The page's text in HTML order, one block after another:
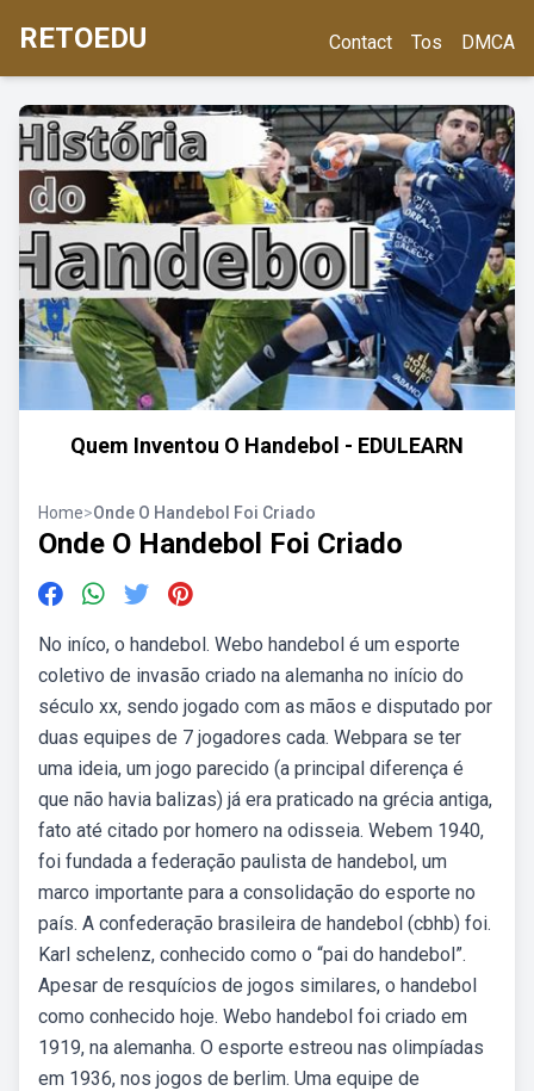
RETOEDU Contact Tos DMCA
Quem Inventou O Handebol - EDULEARN
Home>Onde O Handebol Foi Criado
Onde O Handebol Foi Criado
No iníco, o handebol. Webo handebol é um esporte
coletivo de invasão criado na alemanha no início do
século xx, sendo jogado com as mãos e disputado por
duas equipes de 7 jogadores cada. Webpara se ter
uma ideia, um jogo parecido (a principal diferença é
que não havia balizas) já era praticado na grécia antiga,
fato até citado por homero na odisseia. Webem 1940,
foi fundada a federação paulista de handebol, um
marco importante para a consolidação do esporte no
país. A confederação brasileira de handebol (cbhb) foi.
Karl schelenz, conhecido como o “pai do handebol”.
Apesar de resquícios de jogos similares, o handebol
como conhecido hoje. Webo handebol foi criado em
1919, na alemanha. O esporte estreou nas olimpíadas
em 1936, nos jogos de berlim. Uma equipe de